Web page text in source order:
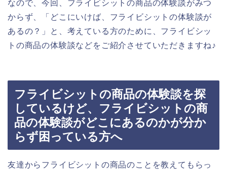
なので、今回、フライビシットの商品の体験談がみつ
からず、「どこにいけば、フライビシットの体験談が
あるの？」と、考えている方のために、フライビシッ
トの商品の体験談などをご紹介させていただきますね♪
フライビシットの商品の体験談を探
しているけど、フライビシットの商
品の体験談がどこにあるのかが分か
らず困っている方へ
友達からフライビシットの商品のことを教えてもらっ